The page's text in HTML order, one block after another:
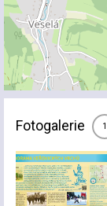
Fotogalerie 1